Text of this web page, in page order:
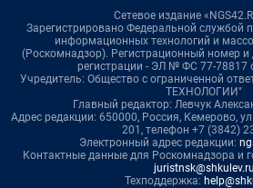
Сетевое издание
Зарегистрировано Федеральной службой
информационных технологий и
(Роскомнадзор). Регистрационный номер
регистрации - ЭЛ № ФС 77-78817
Учредитель: Общество с ограниченной
ТЕХНОЛОГИИ"
Главный редактор: Левчук
Адрес редакции: 650000, Россия, Кемерово,
201, телефон +7 (3842)
Электронный адрес редакции:
Контактные данные для Роскомнадзора и
juristnsk@shkulev.ru
Техподдержка: